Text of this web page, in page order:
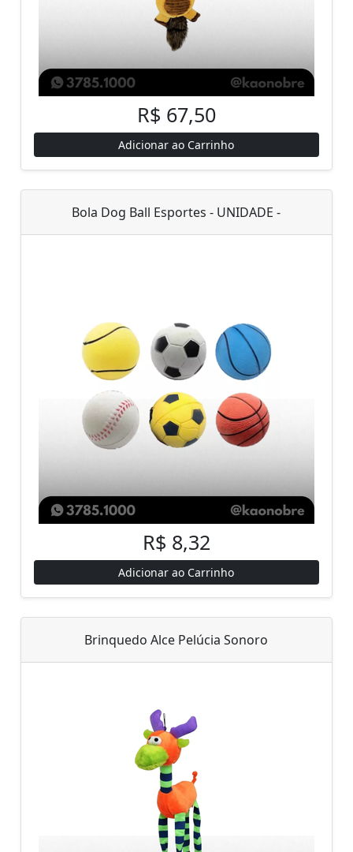
R$ 67,50
Adicionar ao Carrinho
Bola Dog Ball Esportes - UNIDADE -
R$ 8,32
Adicionar ao Carrinho
Brinquedo Alce Pelúcia Sonoro